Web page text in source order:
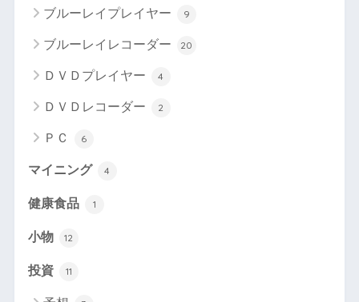
ブルーレイプレイヤー 9
ブルーレイレコーダー 20
ＤＶＤプレイヤー 4
ＤＶＤレコーダー 2
ＰＣ 6
マイニング 4
健康食品 1
小物 12
投資 11